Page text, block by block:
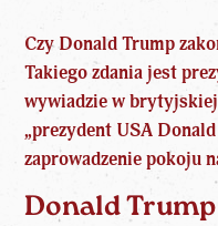
Czy Donald Trump
Takiego zdania jest
wywiadzie w
„prezydent USA
zaprowadzenie pokoju
Donald